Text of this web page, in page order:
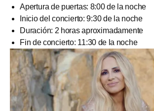
Apertura de puertas: 8:00 de la noche
Inicio del concierto: 9:30 de la noche
Duración: 2 horas aproximadamente
Fin de concierto: 11:30 de la noche